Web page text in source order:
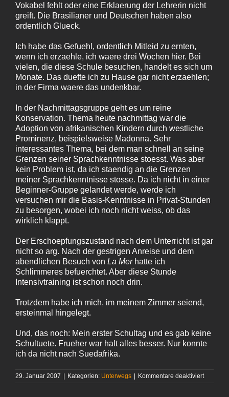
Vokabel fehlt oder eine Erklaerung der Lehrerin nicht
greift. Die Brasilianer und Deutschen haben also
ordentlich Glueck.
Ich habe das Gefuehl, ordentlich Mitleid zu ernten,
wenn ich erzaehle, ich waere drei Wochen hier. Bei
vielen, die diese Schule besuchen, handelt es sich um
Monate. Das duefte ich zu Hause gar nicht erzaehlen;
in der Firma waere das undenkbar.
In der Nachmittagsgruppe geht es um reine
Konservation. Thema heute nachmittag war die
Adoption von afrikanischen Kindern durch westliche
Prominenz, beispielsweise Madonna. Sehr
interessantes Thema, bei dem man schnell an seine
Grenzen seiner Sprachkenntnisse stoesst. Was aber
kein Problem ist, da ich staendig an die Grenzen
meiner Sprachkenntnisse stosse. Da ich nicht in einer
Beginner-Gruppe gelandet werde, werde ich
versuchen mir die Basis-Kenntnisse in Privat-Stunden
zu besorgen, wobei ich noch nicht weiss, ob das
wirklich klappt.
Der Erschoepfungszustand nach dem Unterricht ist gar
nicht so arg. Nach der gestrigen Anreise und dem
abendlichen Besuch von La Merhatte ich
Schlimmeres befuerchtet. Aber diese Stunde
Intensivtraining ist schon noch drin.
Trotzdem habe ich mich, im meinem Zimmer seiend,
ersteinmal hingelegt.
Und, das noch: Mein erster Schultag und es gab keine
Schultuete. Frueher war halt alles besser. Nur konnte
ich da nicht nach Suedafrika.
29. Januar 2007 | Kategorien: Unterwegs | Kommentare deaktiviertfür